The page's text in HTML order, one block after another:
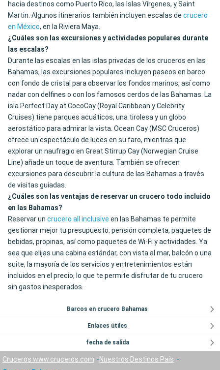
hacia destinos como Puerto Rico, las Islas Vírgenes, y Saint
Martin. Algunos itinerarios también incluyen escalas de crucero
en México, en la Riviera Maya.
¿Cuáles son las excursiones y actividades populares durante
las escalas?
Durante las escalas en las islas privadas de los cruceros en las
Bahamas, las excursiones populares incluyen paseos en barco
con fondo de cristal para observar los fondos marinos, así como
nadar con delfines o con los famosos cerdos de las Bahamas. La
isla Perfect Day at CocoCay (Royal Caribbean y Celebrity
Cruises) tiene parques acuáticos, una tirolesa y un globo
aerostático para admirar la vista. Ocean Cay (MSC Cruceros)
ofrece un espectáculo de luces en su faro, mientras que
explorar un naufragio en Great Stirrup Cay (Norwegian Cruise
Line) añade un toque de aventura. También se ofrecen
excursiones para descubrir la cultura de las Bahamas a través
de visitas guiadas.
¿Cuáles son las ventajas de reservar un crucero todo incluido
en las Bahamas?
Reservar un crucero all inclusive en las Bahamas te permite
gestionar mejor tu presupuesto: pensión completa, paquetes de
bebidas, propinas, así como paquetes de Wi-Fi y actividades. Ya
sea que elijas una cabina estándar, con vista al mar, balcón o una
suite, la mayoría de los servicios y entretenimientos están
incluidos en el precio, lo que te permite disfrutar de tu crucero
sin gastos inesperados.
Barcos en crucero Bahamas
Enlaces útiles
fecha de salida
Cruceros www.cruceros.com
Nuestros Destinos País